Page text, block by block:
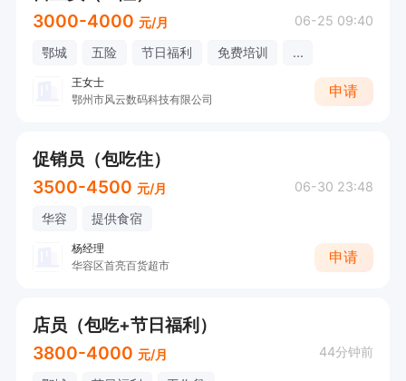
3000-4000 元/月 06-25 09:40
鄂城 五险 节日福利 免费培训 ...
王女士
鄂州市风云数码科技有限公司
申请
促销员（包吃住）
3500-4500 元/月 06-30 23:48
华容 提供食宿
杨经理
华容区首亮百货超市
申请
店员（包吃+节日福利）
3800-4000 元/月 44分钟前